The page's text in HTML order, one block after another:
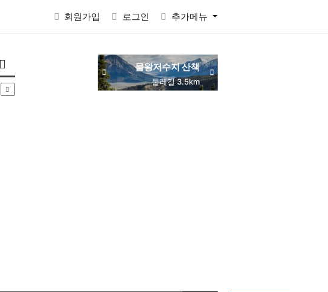
회원가입 로그인 추가메뉴
부동산 5EXTRACTVALUE6937CONCAT0x7eSELECTELT6937693710x7e-
물왕저수지 산책
둘레길 3.5km